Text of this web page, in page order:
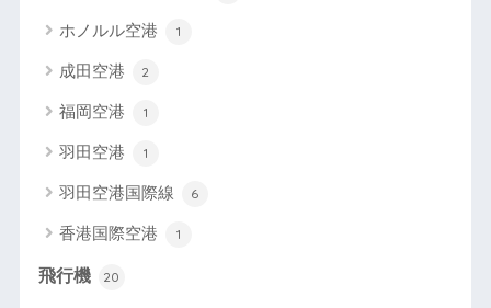
ホノルル空港 1
成田空港 2
福岡空港 1
羽田空港 1
羽田空港国際線 6
香港国際空港 1
飛行機 20